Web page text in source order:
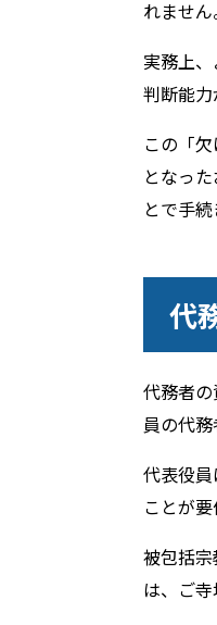
れません
実務上
判断能力
この「
となっ
とで手
代
代務者
員の代
代表役
ことが要
被包括
は、ご寺